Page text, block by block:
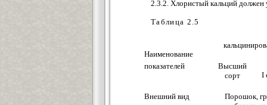
2.3.2. Хлористый кальций должен
Таблица 2.5
Наименование
показателей
Высший
сорт
I
Внешний вид
Порошок,